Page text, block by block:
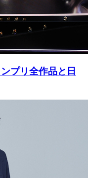
プリ全作品と日